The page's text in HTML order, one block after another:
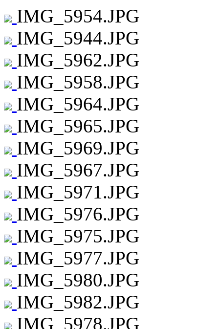
IMG_5954.JPG
IMG_5944.JPG
IMG_5962.JPG
IMG_5958.JPG
IMG_5964.JPG
IMG_5965.JPG
IMG_5969.JPG
IMG_5967.JPG
IMG_5971.JPG
IMG_5976.JPG
IMG_5975.JPG
IMG_5977.JPG
IMG_5980.JPG
IMG_5982.JPG
IMG_5978.JPG